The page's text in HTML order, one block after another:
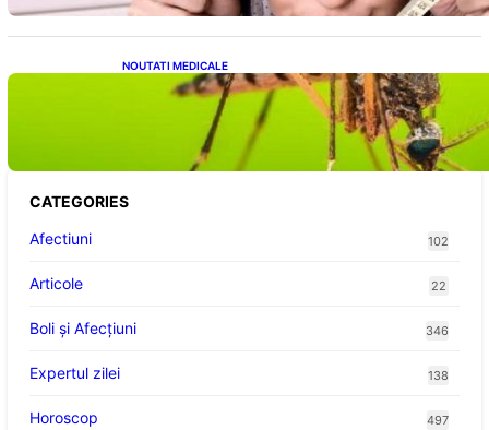
NOUTATI MEDICALE
Virusul West Nile: O Amenințare Tot Mai
Aproape pentru România și Europa
CATEGORIES
Afectiuni
102
Articole 22
Boli și Afecțiuni 346
Expertul zilei 138
Horoscop 497